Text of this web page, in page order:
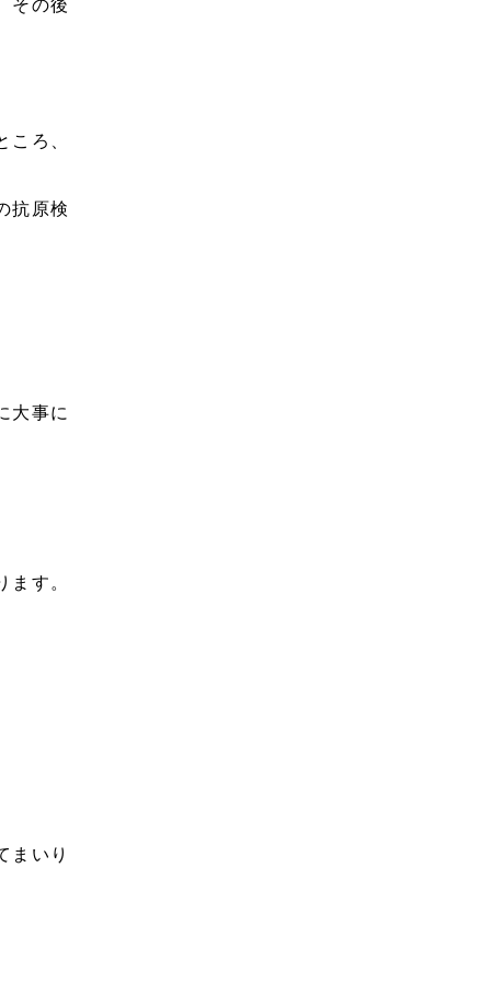
その後
ろ、
抗原検
大事に
す。
まいり